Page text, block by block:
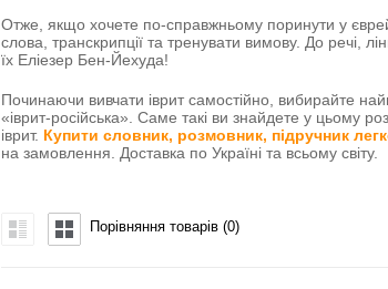
Отже, якщо хочете по-справжньому поринути у
слова, транскрипції та тренувати вимову. До речі,
їх Еліезер Бен-Йехуда!
Починаючи вивчати іврит самостійно, вибирайте
«іврит-російська». Саме такі ви знайдете у цьому
іврит. Купити словник, розмовник, підручник
на замовлення. Доставка по Україні та всьому світу.
Порівняння товарів (0)